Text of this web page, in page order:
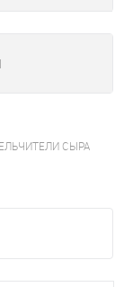
СЫРА